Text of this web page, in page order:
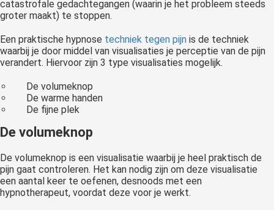
catastrofale gedachtegangen (waarin je het probleem steeds
groter maakt) te stoppen.
Een praktische hypnose techniek tegen pijn is de techniek
waarbij je door middel van visualisaties je perceptie van de pijn
verandert. Hiervoor zijn 3 type visualisaties mogelijk.
De volumeknop
De warme handen
De fijne plek
De volumeknop
De volumeknop is een visualisatie waarbij je heel praktisch de
pijn gaat controleren. Het kan nodig zijn om deze visualisatie
een aantal keer te oefenen, desnoods met een
hypnotherapeut, voordat deze voor je werkt.